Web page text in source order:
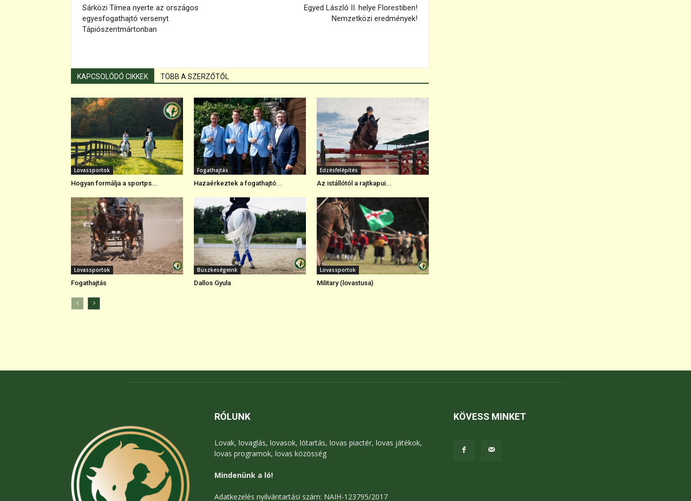
Sárközi Tímea nyerte az országos
egyesfogathajtó versenyt
Tápiószentmártonban
Egyed László II. helye Florestiben!
Nemzetközi eredmények!
KAPCSOLÓDÓ CIKKEK TÖBB A SZERZŐTŐL
Lovassportok
Hogyan formálja a sportps...
Fogathajtás
Hazaérkeztek a fogathajtó...
Edzésfelépítés
Az istállótól a rajtkapui...
Lovassportok
Fogathajtás
Büszkeségeink
Dallos Gyula
Lovassportok
Military (lovastusa)
RÓLUNK
Lovak, lovaglás, lovasok, lótartás, lovas piactér, lovas játékok,
lovas programok, lovas közösség
Mindenünk a ló!
Adatkezelés nyilvántartási szám: NAIH-123795/2017
KÖVESS MINKET